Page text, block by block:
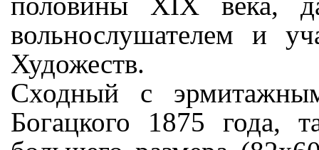
вольнослушателем и
Художеств.
Сходный с
Богацкого 1875 года,